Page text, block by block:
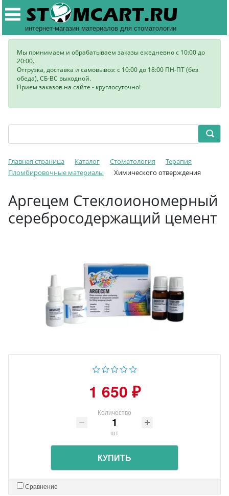
интернет-магазин материалов для стоматологии
Мы принимаем и обрабатываем заказы ежедневно с 10:00 до
20:00.
Отгрузка, доставка и самовывоз: с 10:00 до 18:00 ПН-ПТ (без
обеда), СБ-ВС выходной.
Прием заказов на сайте - круглосуточно!
Главная страница Каталог Стоматология
Терапия
Пломбировочные материалы
Химического отверждения
Аргецем Стеклоиономерный
серебросодержащий цемент
1 650 ₽
Количество
шт
КУПИТЬ
Сравнение